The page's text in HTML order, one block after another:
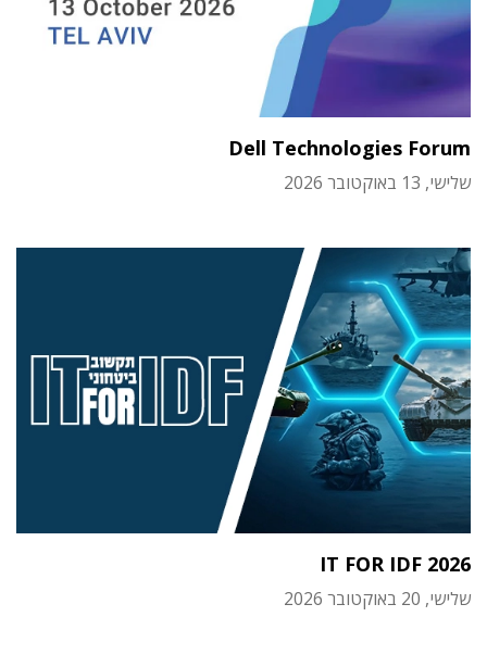
Dell Technologies Forum
שלישי, 13 באוקטובר 2026
IT FOR IDF 2026
שלישי, 20 באוקטובר 2026